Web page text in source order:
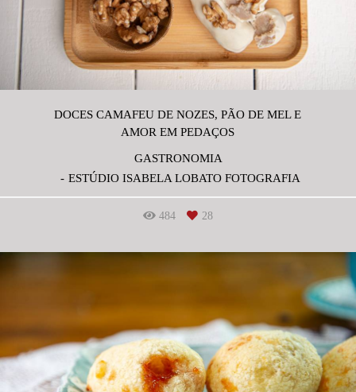
DOCES CAMAFEU DE NOZES, PÃO DE MEL E
AMOR EM PEDAÇOS
GASTRONOMIA
ESTÚDIO ISABELA LOBATO FOTOGRAFIA
484 28